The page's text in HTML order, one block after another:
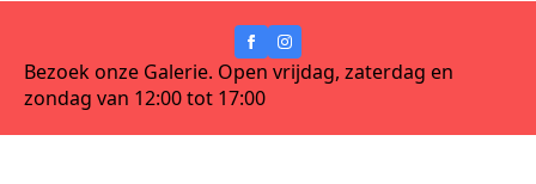
Bezoek onze Galerie. Open vrijdag, zaterdag en
zondag van 12:00 tot 17:00